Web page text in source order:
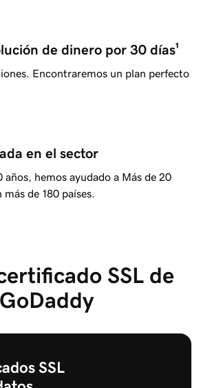
de dinero por 30 días¹
Encontraremos un plan perfecto
en el sector
años, hemos ayudado a Más de 20
de 180 países.
SSL de
GoDaddy
SSL